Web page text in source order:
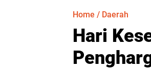
Home / Daerah
Hari